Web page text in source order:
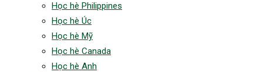
Học hè Philippines
Học hè Úc
Học hè Mỹ
Học hè Canada
Học hè Anh